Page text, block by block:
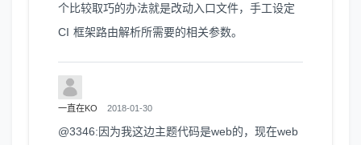
个比较取巧的办法就是改动入口文件，手工设定
CI 框架路由解析所需要的相关参数。
一直在KO 2018-01-30
@3346:因为我这边主题代码是web的，现在web